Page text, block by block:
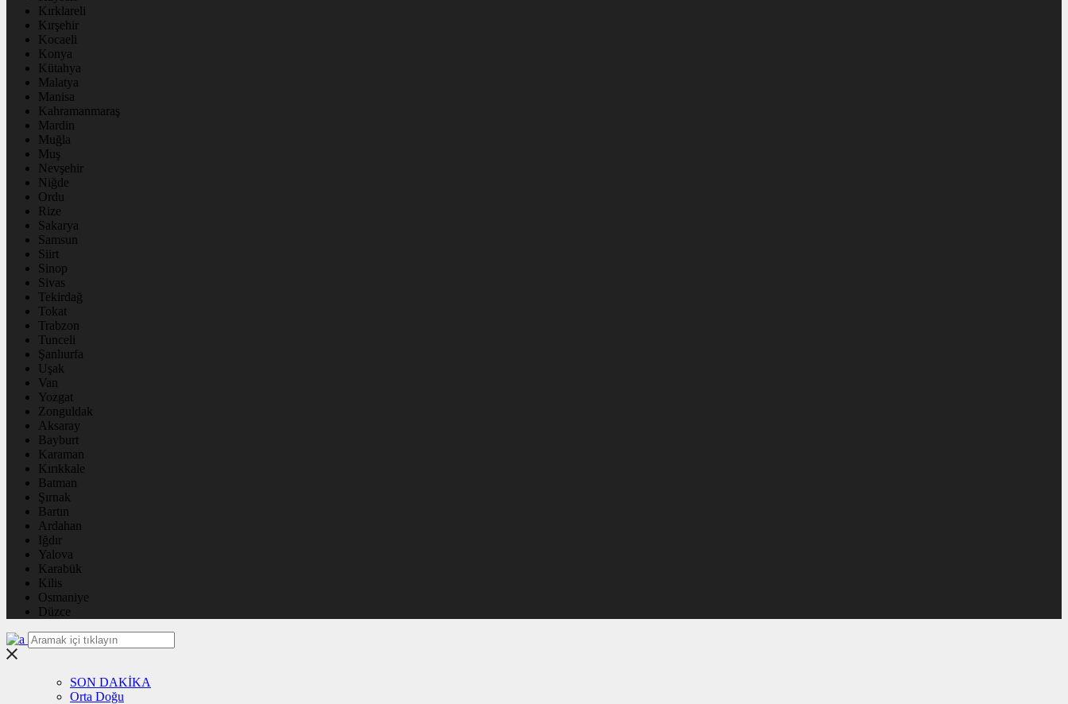
Kırklareli
Kırşehir
Kocaeli
Konya
Kütahya
Malatya
Manisa
Kahramanmaraş
Mardin
Muğla
Muş
Nevşehir
Niğde
Ordu
Rize
Sakarya
Samsun
Siirt
Sinop
Sivas
Tekirdağ
Tokat
Trabzon
Tunceli
Şanlıurfa
Uşak
Van
Yozgat
Zonguldak
Aksaray
Bayburt
Karaman
Kırıkkale
Batman
Şırnak
Bartın
Ardahan
Iğdır
Yalova
Karabük
Kilis
Osmaniye
Düzce
SON DAKİKA
Orta Doğu